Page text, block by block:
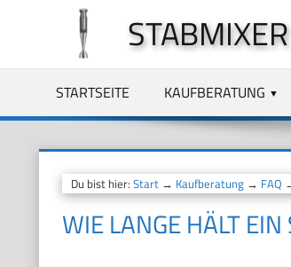
springen
STARTSEITE KAUFBERATUNG
Du bist hier: Start→ Kaufberatung→ FAQ
WIE LANGE HÄLT